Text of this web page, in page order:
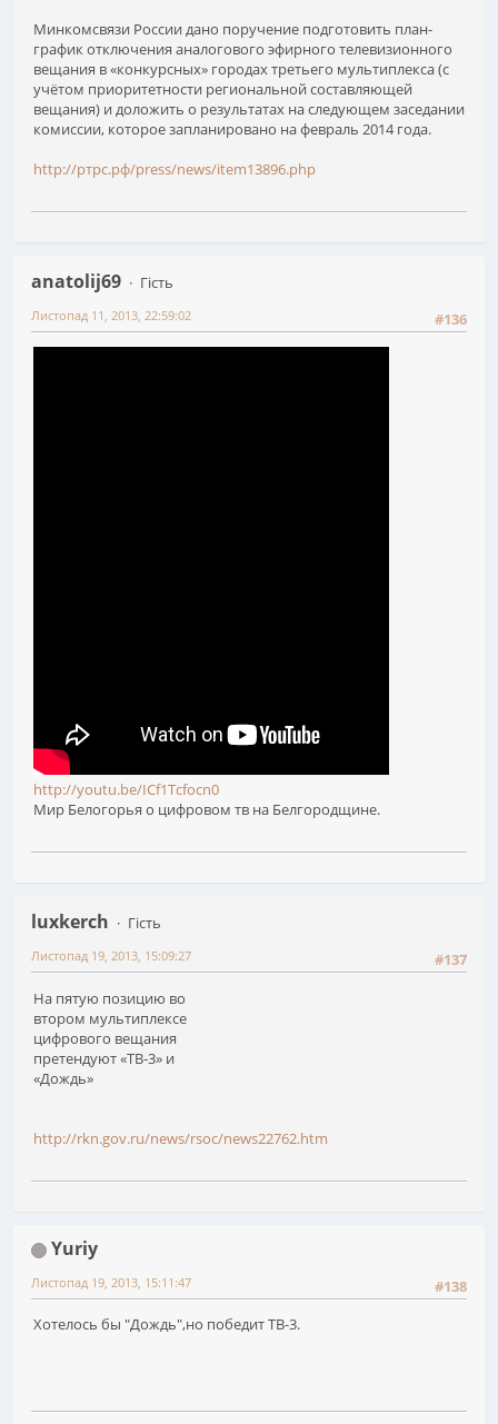
Минкомсвязи России дано поручение подготовить план-
график отключения аналогового эфирного телевизионного
вещания в «конкурсных» городах третьего мультиплекса (с
учётом приоритетности региональной составляющей
вещания) и доложить о результатах на следующем заседании
комиссии, которое запланировано на февраль 2014 года.
http://ртрс.рф/press/news/item13896.php
anatolij69
Гість
#136
Листопад 11, 2013, 22:59:02
http://youtu.be/ICf1Tcfocn0
Мир Белогорья о цифровом тв на Белгородщине.
luxkerch
Гість
#137
Листопад 19, 2013, 15:09:27
На пятую позицию во
втором мультиплексе
цифрового вещания
претендуют «ТВ-3» и
«Дождь»
http://rkn.gov.ru/news/rsoc/news22762.htm
Yuriy
#138
Листопад 19, 2013, 15:11:47
Хотелось бы "Дождь",но победит ТВ-3.